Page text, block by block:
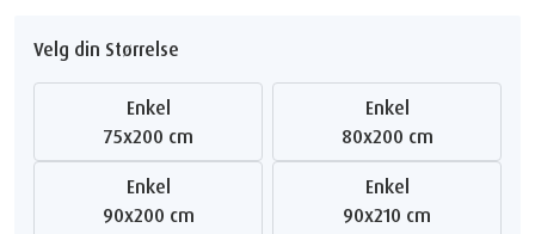
Velg din Størrelse
Enkel
75x200 cm
Enkel
80x200 cm
Enkel
90x200 cm
Enkel
90x210 cm